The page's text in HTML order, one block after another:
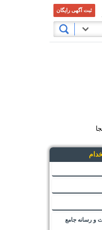
ثبت آگهی رایگان
و رسانه جامع